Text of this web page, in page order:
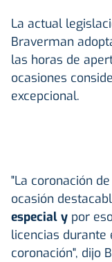
La actual
Braverman
las horas de
ocasiones
excepcional.
"La coronación
ocasión
especial y por
licencias
coronación", dijo